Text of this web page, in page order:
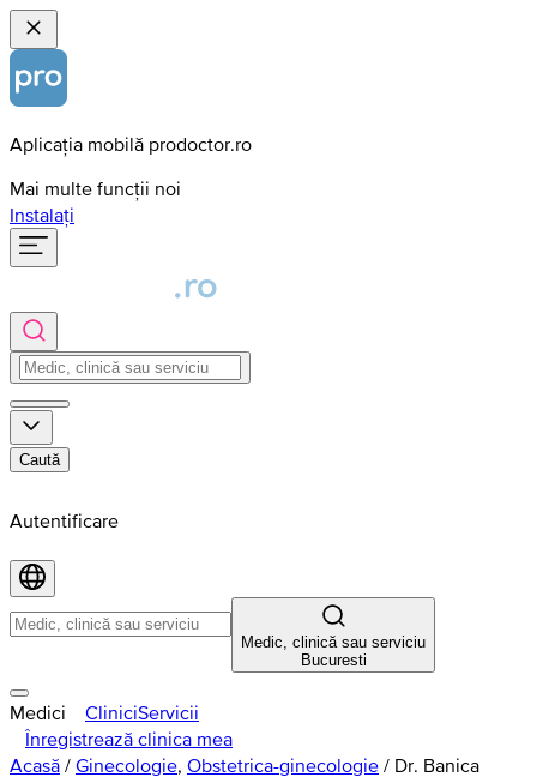
Aplicația mobilă prodoctor.ro
Mai multe funcții noi
Instalați
Caută
Autentificare
Medic, clinică sau serviciu
Bucuresti
Medici CliniciServicii
Înregistrează clinica mea
Acasă / Ginecologie, Obstetrica-ginecologie / Dr. Banica